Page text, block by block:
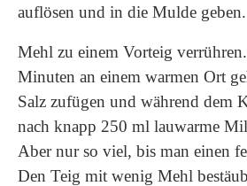
auflösen und in die Mulde
Mehl zu einem Vorteig
Minuten an einem warmen Ort
Salz zufügen und während dem
nach knapp 250 ml lauwarme
Aber nur so viel, bis man einen
Den Teig mit wenig Mehl